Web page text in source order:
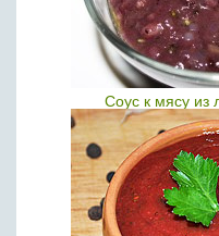
Соус к мясу из